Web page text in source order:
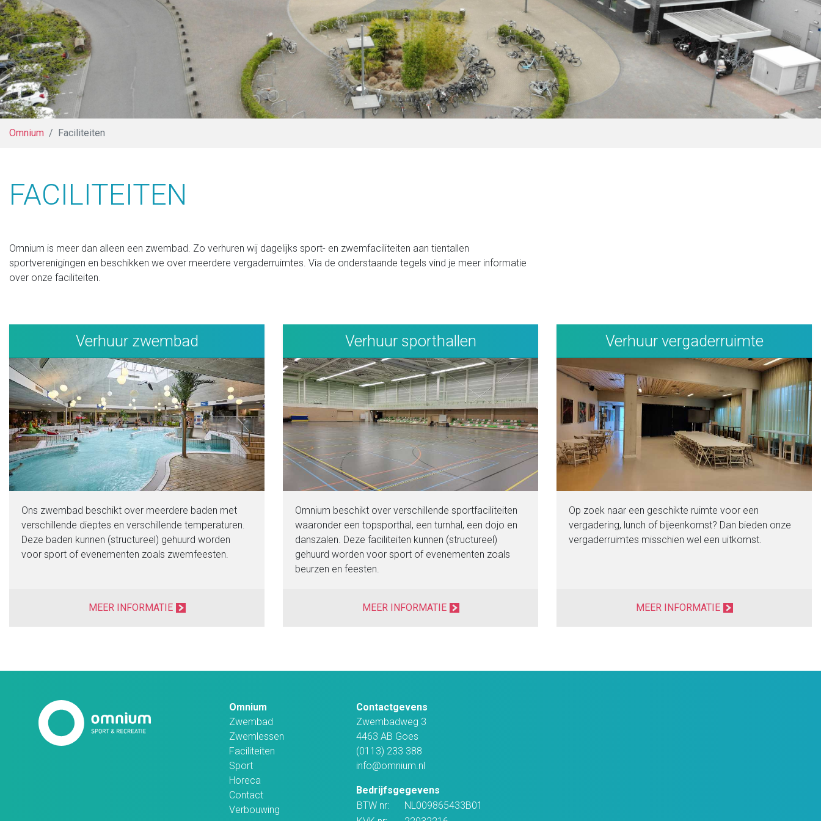
Omnium Faciliteiten
FACILITEITEN
Omnium is meer dan alleen een zwembad. Zo verhuren wij dagelijks sport- en zwemfaciliteiten aan tientallen
sportverenigingen en beschikken we over meerdere vergaderruimtes. Via de onderstaande tegels vind je meer informatie
over onze faciliteiten.
Verhuur zwembad
Ons zwembad beschikt over meerdere baden met
verschillende dieptes en verschillende temperaturen.
Deze baden kunnen (structureel) gehuurd worden
voor sport of evenementen zoals zwemfeesten.
MEER INFORMATIE
Verhuur sporthallen
Omnium beschikt over verschillende sportfaciliteiten
waaronder een topsporthal, een turnhal, een dojo en
danszalen. Deze faciliteiten kunnen (structureel)
gehuurd worden voor sport of evenementen zoals
beurzen en feesten.
MEER INFORMATIE
Verhuur vergaderruimte
Op zoek naar een geschikte ruimte voor een
vergadering, lunch of bijeenkomst? Dan bieden onze
vergaderruimtes misschien wel een uitkomst.
MEER INFORMATIE
Omnium
Zwembad
Zwemlessen
Faciliteiten
Sport
Horeca
Contact
Verbouwing
Contactgevens
Zwembadweg 3
4463 AB Goes
(0113) 233 388
info@omnium.nl
Bedrijfsgegevens
BTW nr:
NL009865433B01